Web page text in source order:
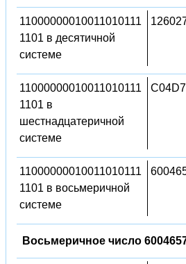
11000000010011010111
1101 в десятичной
системе
11000000010011010111
1101 в
шестнадцатеричной
системе
11000000010011010111
1101 в восьмеричной
системе
Восьмеричное число